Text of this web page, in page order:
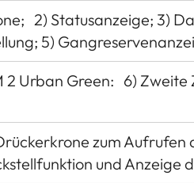
2) Statusanzeige; 3)
5)
2 Urban Green: 6)
zum Aufrufen
und Anzeige